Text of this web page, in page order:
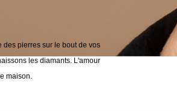
des pierres sur le bout de vos
les diamants. L'amour
maison.